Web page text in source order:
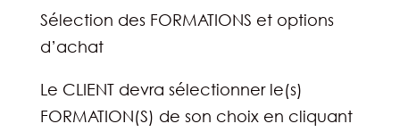
Sélection des FORMATIONS et options
d’achat
Le CLIENT devra sélectionner le(s)
FORMATION(S) de son choix en cliquant